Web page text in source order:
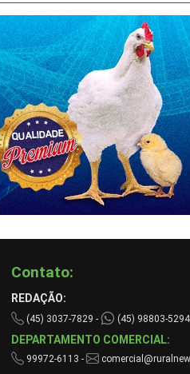
Contato:
REDAÇÃO:
(45) 3037-7829 - (45) 98803-
DEPARTAMENTO COMERCIAL:
99972-6113 -